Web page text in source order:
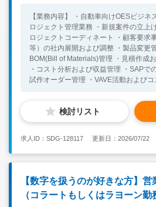
【業務内容】 ・自動車向けOESビジ
ロジェクト管理業務 ・新規案件の立上
ロジェクトコーディネート ・顧客要求
等）の社内展開および調整 ・製品変更
BOM(Bill of Materials)管理 ・見積作成
・コスト分析および収益管理 ・SAPで
試作オーダー管理 ・VAVE活動およびコス
チーム：2名（マネージャーとエンジニア） 【言語、言
ル】 英語：日常会話レベル以上（社内
【必須要件】 ・3年以上製造業で経験
上(社内コミュニケーション) ・海外出張可能な方
・自動車業界での経験 ・価格交渉・コ
経験 ・営業やマーケティングの経験 ・
SAP使用経験 ・タイで運転可能な方
検討リスト
求人ID：SDG-128117 更新日：2026/07/22
【数字を扱うのが好きな方】
（コラートもしくはラヨーン勤